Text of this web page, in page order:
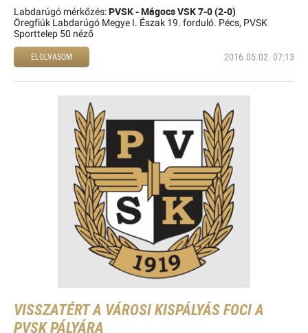
Labdarúgó mérkőzés:PVSK - Mágocs VSK 7-0 (2-0)
Öregfiúk Labdarúgó Megye I. Észak 19. forduló. Pécs, PVSK
Sporttelep 50 néző
ELOLVASOM 2016.05.02. 07:13
VISSZATÉRT A VÁROSI KISPÁLYÁS FOCI A
PVSK PÁLYÁRA